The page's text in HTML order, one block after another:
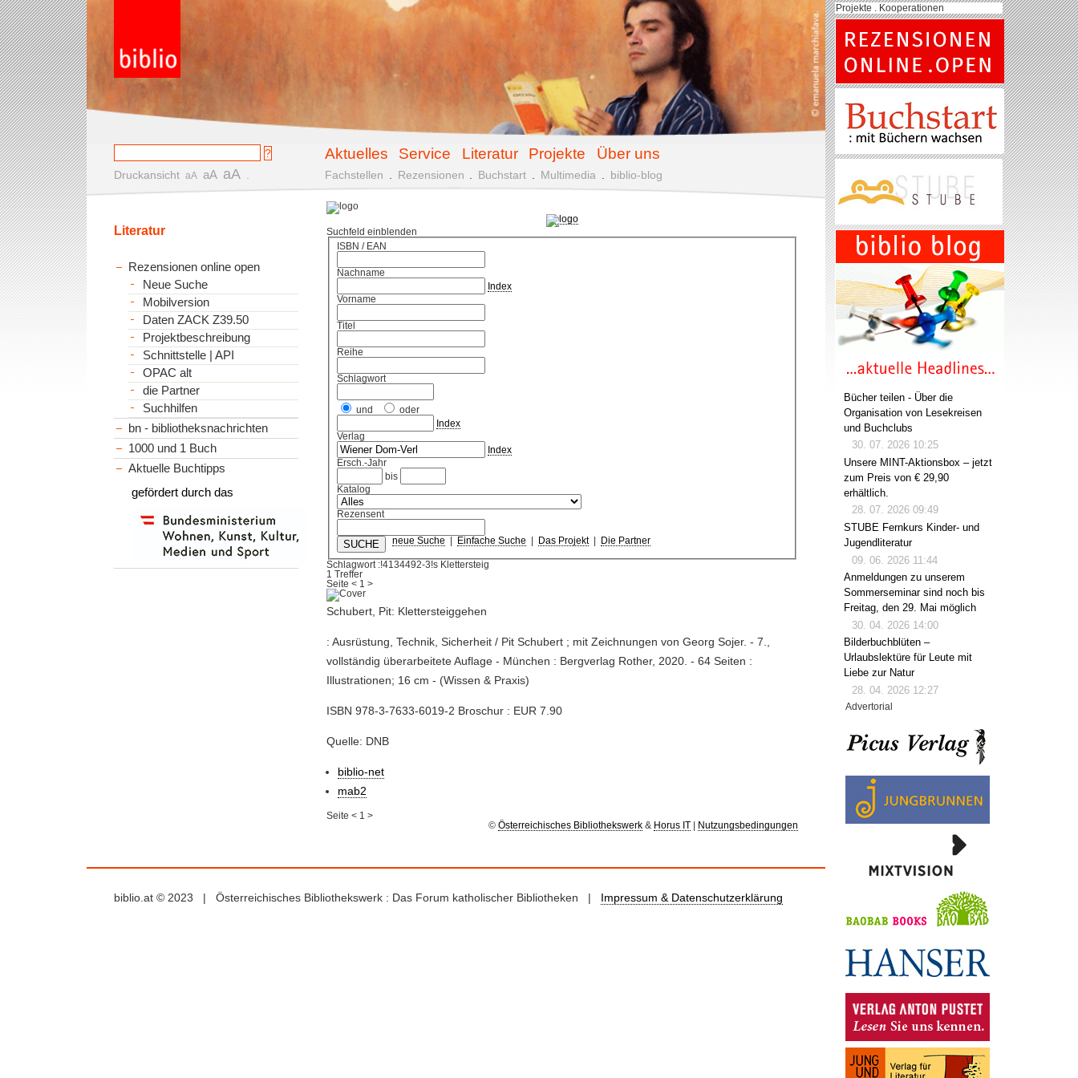
Aktuelles Service Literatur Projekte Über uns
Druckansicht aA aA aA Fachstellen Rezensionen Buchstart Multimedia biblio-blog
Suchfeld einblenden
ISBN / EAN
Nachname
Index
Vorname
Titel
Reihe
Schlagwort
und
oder
Index
Verlag
Index
Ersch.-Jahr
bis
Katalog
Rezensent
neue Suche Einfache Suche Das Projekt| Die Partner
Schlagwort :!4134492-3!s Klettersteig
1 Treffer
Seite< 1 >
Schubert, Pit: Klettersteiggehen
: Ausrüstung, Technik, Sicherheit / Pit Schubert ; mit Zeichnungen von Georg Sojer. - 7.,
vollständig überarbeitete Auflage - München : Bergverlag Rother, 2020. - 64 Seiten :
Illustrationen; 16 cm - (Wissen & Praxis)
ISBN 978-3-7633-6019-2 Broschur : EUR 7.90
Quelle: DNB
biblio-net
mab2
Seite< 1 >
© Österreichisches Bibliothekswerk& Horus IT Nutzungsbedingungen
Literatur
Rezensionen online open
Neue Suche
Mobilversion
Daten ZACK Z39.50
Projektbeschreibung
Schnittstelle | API
OPAC alt
die Partner
Suchhilfen
bn - bibliotheksnachrichten
1000 und 1 Buch
Aktuelle Buchtipps
gefördert durch das
biblio.at © 2023 | Österreichisches Bibliothekswerk : Das Forum katholischer Bibliotheken | Impressum & Datenschutzerklärung
Projekte . Kooperationen
Bücher teilen - Über die
Organisation von Lesekreisen
und Buchclubs
30. 07. 2026 10:25
Unsere MINT-Aktionsbox – jetzt
zum Preis von € 29,90
erhältlich.
28. 07. 2026 09:49
STUBE Fernkurs Kinder- und
Jugendliteratur
09. 06. 2026 11:44
Anmeldungen zu unserem
Sommerseminar sind noch bis
Freitag, den 29. Mai möglich
30. 04. 2026 14:00
Bilderbuchblüten –
Urlaubslektüre für Leute mit
Liebe zur Natur
28. 04. 2026 12:27
Advertorial